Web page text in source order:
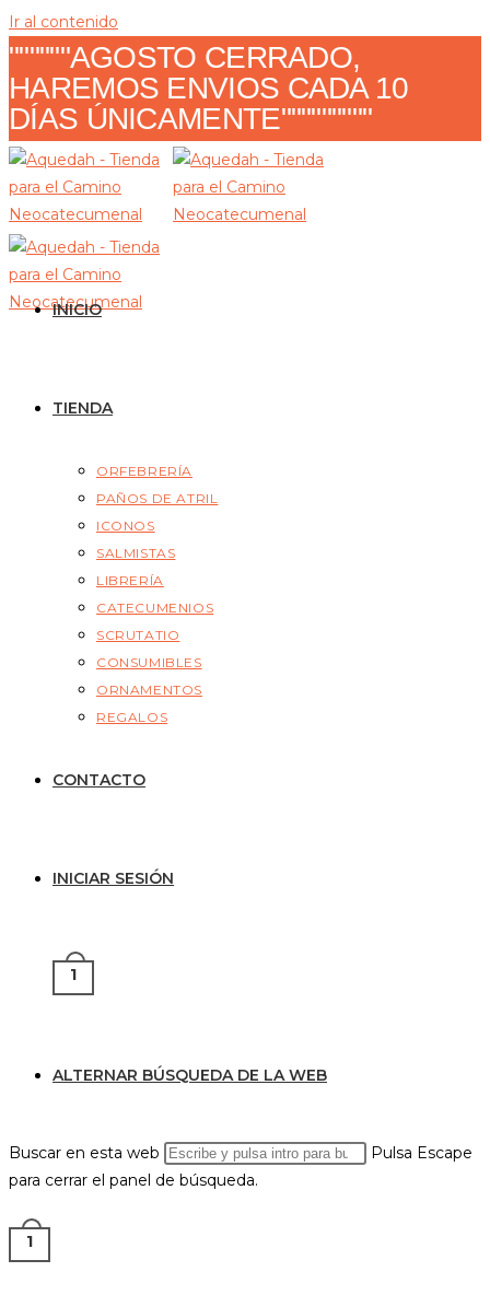
Ir al contenido
""""""AGOSTO CERRADO,
HAREMOS ENVIOS CADA 10
DÍAS ÚNICAMENTE"""""""""
INICIO
TIENDA
ORFEBRERÍA
PAÑOS DE ATRIL
ICONOS
SALMISTAS
LIBRERÍA
CATECUMENIOS
SCRUTATIO
CONSUMIBLES
ORNAMENTOS
REGALOS
CONTACTO
INICIAR SESIÓN
1
ALTERNAR BÚSQUEDA DE LA WEB
Buscar en esta web
Pulsa Escape
para cerrar el panel de búsqueda.
1